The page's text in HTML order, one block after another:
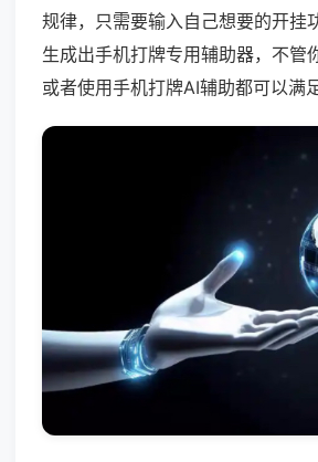
规律，只需要输入自己想要的开挂
生成出手机打牌专用辅助器，不管
或者使用手机打牌AI辅助都可以满